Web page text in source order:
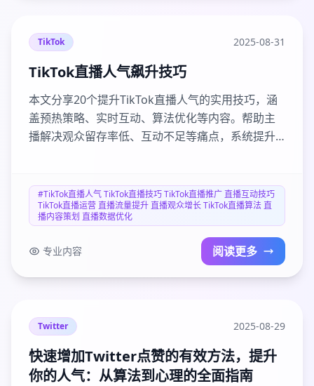
TikTok 2025-08-31
TikTok直播人气飙升技巧
本文分享20个提升TikTok直播人气的实用技巧，涵
盖预热策略、实时互动、算法优化等内容。帮助主
播解决观众留存率低、互动不足等痛点，系统提升
#TikTok直播人气 TikTok直播技巧 TikTok直播推广 直播互动技巧
TikTok直播运营 直播流量提升 直播观众增长 TikTok直播算法 直
播内容策划 直播数据优化
专业内容 阅读更多
Twitter 2025-08-29
快速增加Twitter点赞的有效方法，提升
你的人气：从算法到心理的全面指南